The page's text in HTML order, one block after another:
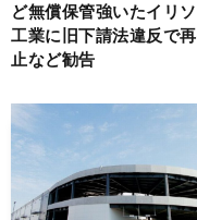
ど無償保管強いたイリ
工業に旧下請法違反で
止など勧告